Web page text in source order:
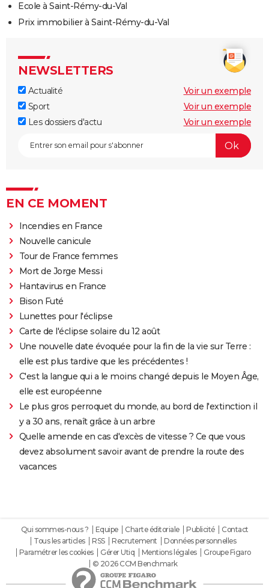
Ecole à Saint-Rémy-du-Val
Prix immobilier à Saint-Rémy-du-Val
NEWSLETTERS
Actualité
Voir un exemple
Sport
Voir un exemple
Les dossiers d'actu
Voir un exemple
EN CE MOMENT
Incendies en France
Nouvelle canicule
Tour de France femmes
Mort de Jorge Messi
Hantavirus en France
Bison Futé
Lunettes pour l'éclipse
Carte de l'éclipse solaire du 12 août
Une nouvelle date évoquée pour la fin de la vie sur Terre :
elle est plus tardive que les précédentes !
C'est la langue qui a le moins changé depuis le Moyen Âge,
elle est européenne
Le plus gros perroquet du monde, au bord de l'extinction il
y a 30 ans, renaît grâce à un arbre
Quelle amende en cas d'excès de vitesse ? Ce que vous
devez absolument savoir avant de prendre la route des
vacances
Qui sommes-nous ? Equipe Charte éditoriale Publicité
Contact
Tous les articles
RSS Recrutement
Données personnelles
Paramétrer les cookies
Gérer Utiq Mentions légales
Groupe Figaro
© 2026 CCM Benchmark